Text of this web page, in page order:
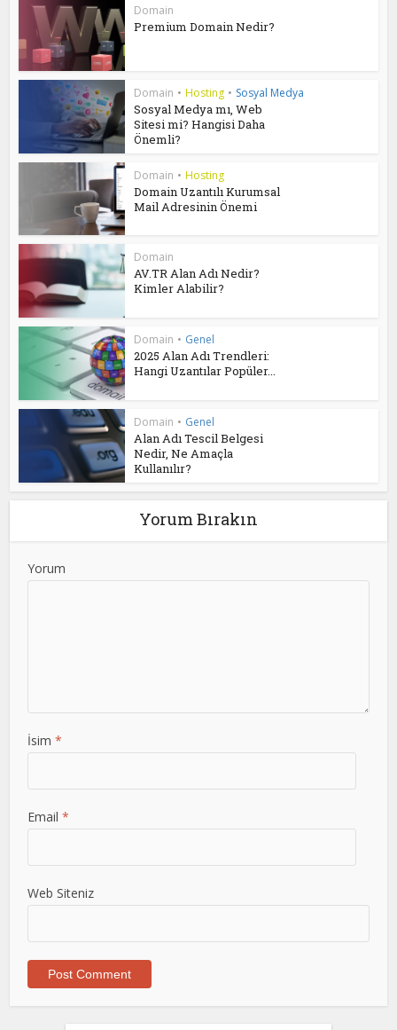
Domain
Premium Domain Nedir?
Domain • Hosting • Sosyal Medya
Sosyal Medya mı, Web
Sitesi mi? Hangisi Daha
Önemli?
Domain • Hosting
Domain Uzantılı Kurumsal
Mail Adresinin Önemi
Domain
AV.TR Alan Adı Nedir?
Kimler Alabilir?
Domain • Genel
2025 Alan Adı Trendleri:
Hangi Uzantılar Popüler...
Domain • Genel
Alan Adı Tescil Belgesi
Nedir, Ne Amaçla
Kullanılır?
Yorum Bırakın
Yorum
İsim *
Email *
Web Siteniz